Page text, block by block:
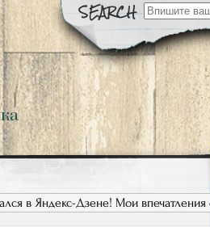
Искать:
в Яндекс-Дзене! Мои впечатления